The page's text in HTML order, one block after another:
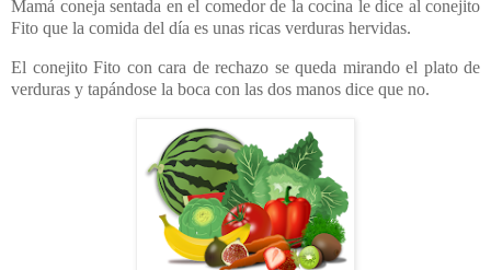
Mamá coneja sentada en el comedor de la cocina le dice al conejito
Fito que la comida del día es unas ricas verduras hervidas.
El conejito Fito con cara de rechazo se queda mirando el plato de
verduras y tapándose la boca con las dos manos dice que no.